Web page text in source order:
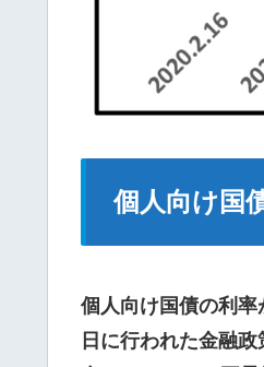
個人向け国
個人向け国債の利
日に行われた金融